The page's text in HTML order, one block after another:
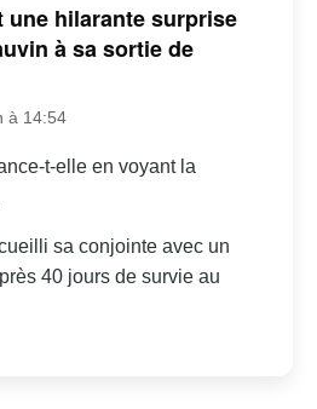
une hilarante surprise
à sa sortie de
à 14:54
t-elle en voyant la
sa conjointe avec un
40 jours de survie au